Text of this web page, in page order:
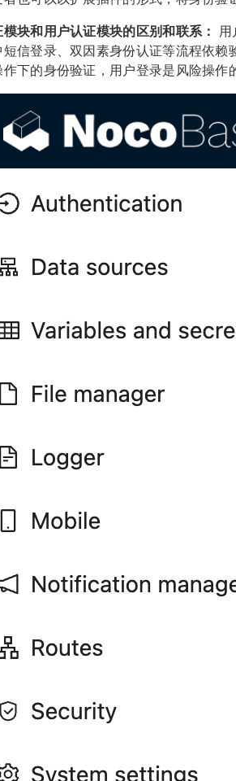
块和用户认证模块的区别和联系： 用
短信登录、双因素身份认证等流程依
作下的身份验证，用户登录是风险操作